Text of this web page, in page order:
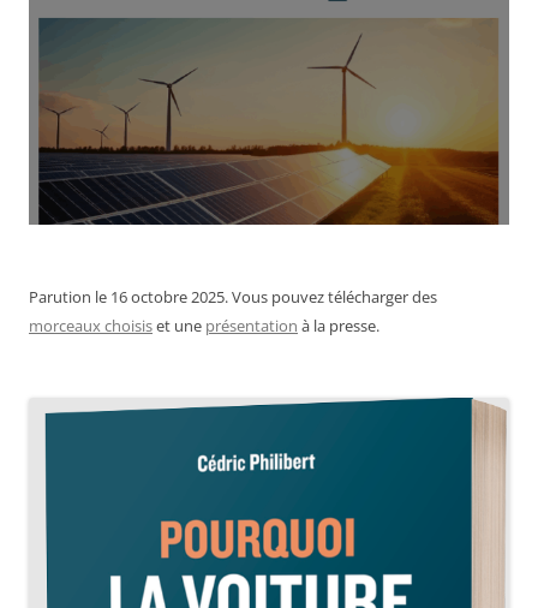
Parution le 16 octobre 2025. Vous pouvez télécharger des
morceaux choisiset une présentation à la presse.